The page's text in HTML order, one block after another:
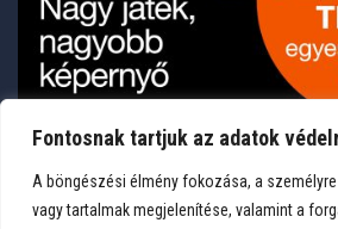
Fontosnak tartjuk az adatok
A böngészési élmény fokozása, a
vagy tartalmak megjelenítése, valamint a